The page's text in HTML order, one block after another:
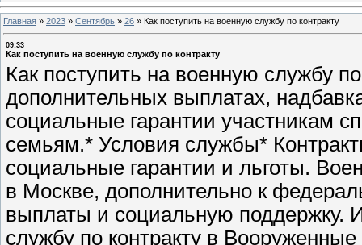
Главная » 2023 » Сентябрь » 26 » Как поступить на военную службу по контракту
09:33
Как поступить на военную службу по контракту
Как поступить на военную службу
дополнительных выплатах,
социальные гарантии участникам
семьям.* Условия службы*
социальные гарантии и льготы.
в Москве, дополнительно к
выплаты и социальную поддержку.
службу по контракту в